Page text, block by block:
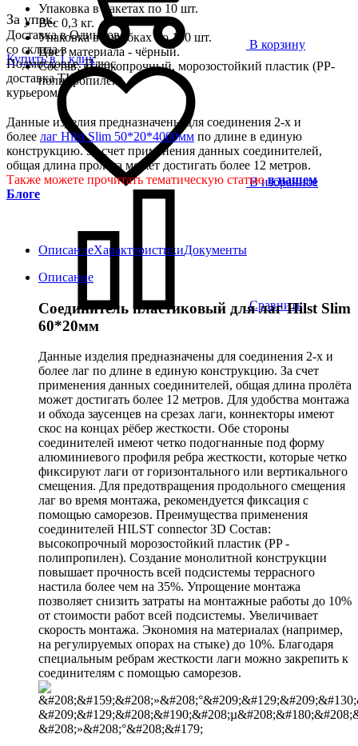
За упак.
Доставка в Одинцово
со склада в
Подмосковье. Плюс
доставка ТК,
курьером
В корзину
Купить в 1 клик
В избранное
Сравнить
Упаковка в пакетах по 10 шт.
Вес 0,3 кг.
Упаковка в коробках по 100 шт.
Цвет материала - чёрный.
Состав: высокопрочный, морозостойкий пластик (РР-
полипропилен)
Данные изделия предназначены для соединения 2-х и
более лаг Hilst Slim 50*20*4000мм по длине в единую
конструкцию. За счет применения данных соединителей,
общая длина пролёта может достигать более 12 метров.
Также можете прочитать тематическую статьюв нашем
Блоге
ОписаниеХарактеристикиДокументы
Описание
Соединитель пластиковый для лаг Hilst Slim
60*20мм
Данные изделия предназначены для соединения 2-х и
более лаг по длине в единую конструкцию. За счет
применения данных соединителей, общая длина пролёта
может достигать более 12 метров. Для удобства монтажа
и обхода заусенцев на срезах лаги, коннекторы имеют
скос на концах рёбер жесткости. Обе стороны
соединителей имеют четко подогнанные под форму
алюминиевого профиля ребра жесткости, которые четко
фиксируют лаги от горизонтального или вертикального
смещения. Для предотвращения продольного смещения
лаг во время монтажа, рекомендуется фиксация с
помощью саморезов. Преимущества применения
соединителей HILST connector 3D Состав:
высокопрочный морозостойкий пластик (PP -
полипропилен). Создание монолитной конструкции
повышает прочность всей подсистемы террасного
настила более чем на 35%. Упрощение монтажа
позволяет снизить затраты на монтажные работы до 10%
от стоимости работ всей подсистемы. Увеличивает
скорость монтажа. Экономия на материалах (например,
на регулируемых опорах на стыке) до 10%. Благодаря
специальным ребрам жесткости лаги можно закрепить к
соединителям с помощью саморезов.